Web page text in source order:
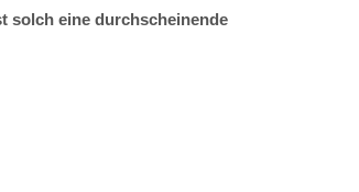
solch eine durchscheinende